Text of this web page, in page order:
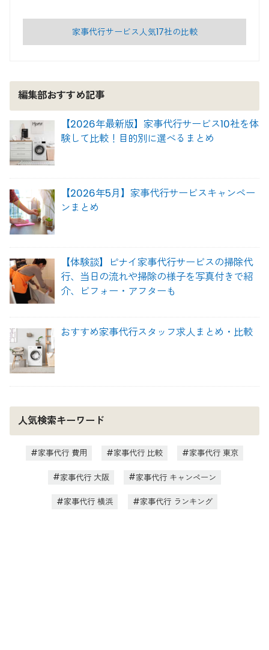
家事代行サービス人気17社の比較
編集部おすすめ記事
【2026年最新版】家事代行サービス10社を体
験して比較！目的別に選べるまとめ
【2026年5月】家事代行サービスキャンペー
ンまとめ
【体験談】ピナイ家事代行サービスの掃除代
行、当日の流れや掃除の様子を写真付きで紹
介、ビフォー・アフターも
おすすめ家事代行スタッフ求人まとめ・比較
人気検索キーワード
家事代行 費用 家事代行 比較 家事代行 東京
家事代行 大阪 家事代行 キャンペーン
家事代行 横浜 家事代行 ランキング